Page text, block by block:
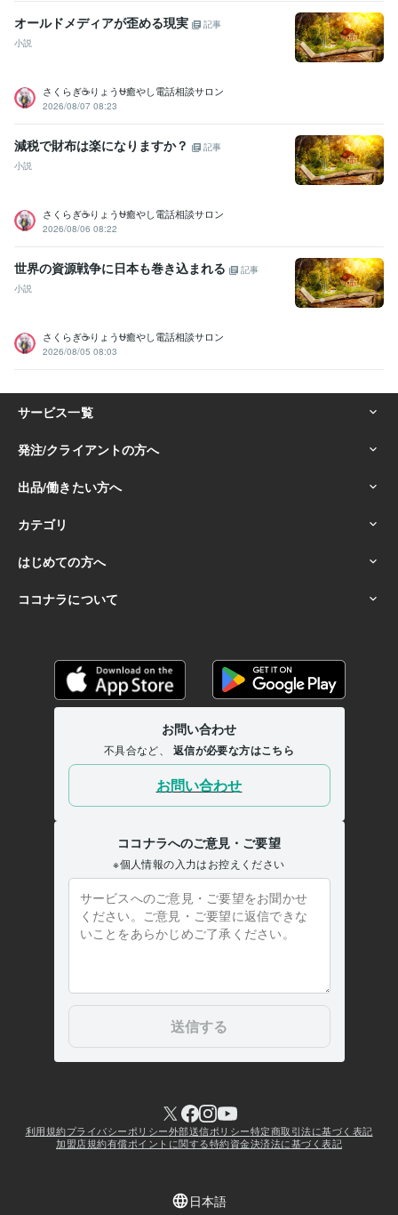
Google ドキュメント:5年
PowerPoint:5年Word:5年一太郎:3年ChatGPT:1年
Adobe Photoshop:3年
Final Cut Pro:3年
その他ツール
コミュニケーションスキル:20年
人を笑わせる心意気:20年日本語をネイティブに話せる資格:20年
人の美点を見つける:20年
大所高所に物を見る:20年
ヘアーカット施術:10年ボディーペイティング:10年
ヘアーアップ施術:10年
得意分野
悩み相談・カウンセリング
悩み、恋愛、話し、愚痴、何でもどうぞ
話し相手、愚痴聞き 話し
の悩み相談 対人関係の悩み相談 対人関係の悩み相談
悩み相談・カウンセリング
ャリアの悩み相談 仕事・職場・キャリアの悩み相談 仕事・職場・キ
ャリアの悩み相談
学歴
ココナラフリーランス研究中学校
ココナラフリーランス研究高校
ココナラフリーランス研究専門学校
ココナラフリーランス研究大学
ココナラフリーランス研究大学
ココナラフリーランス研究大学
ココナラフリーランス研究大学
オールドメディアが歪める現実
記事
小説
さくらぎ☕りょう⛎癒やし電話相談サロン
2026/08/07 08:23
減税で財布は楽になりますか？
記事
小説
さくらぎ☕りょう⛎癒やし電話相談サロン
2026/08/06 08:22
世界の資源戦争に日本も巻き込まれる
記事
小説
さくらぎ☕りょう⛎癒やし電話相談サロン
2026/08/05 08:03